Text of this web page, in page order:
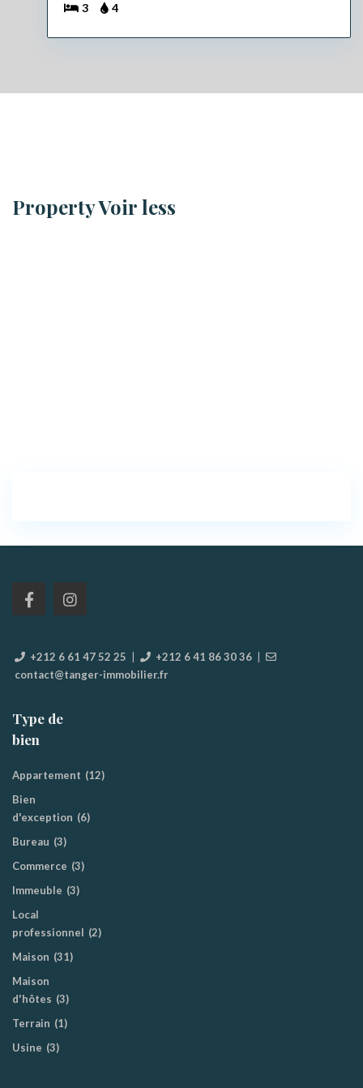
3 4
Property Voir less
+212 6 61 47 52 25 +212 6 41 86 30 36
contact@tanger-immobilier.fr
Type de
bien
Appartement (12)
Bien
d'exception (6)
Bureau (3)
Commerce (3)
Immeuble (3)
Local
professionnel (2)
Maison (31)
Maison
d'hôtes (3)
Terrain (1)
Usine (3)